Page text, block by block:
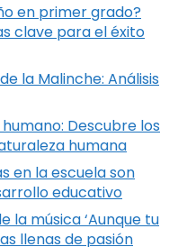
en primer grado?
clave para el éxito
la Malinche: Análisis
Descubre los
humana
en la escuela son
educativo
la música ‘Aunque tu
llenas de pasión